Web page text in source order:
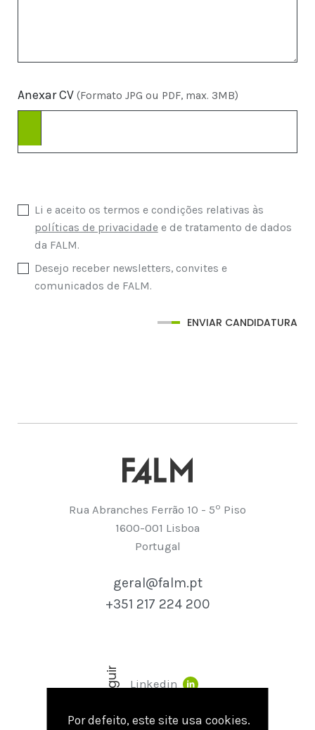
Anexar CV (Formato JPG ou PDF, max. 3MB)
Li e aceito os termos e condições relativas às
políticas de privacidadee de tratamento de dados
da FALM.
Desejo receber newsletters, convites e
comunicados de FALM.
ENVIAR CANDIDATURA
Rua Abranches Ferrão 10 - 5º Piso
1600-001 Lisboa
Portugal
geral@falm.pt
+351 217 224 200
seguir Linkedin
Por defeito, este site usa cookies.